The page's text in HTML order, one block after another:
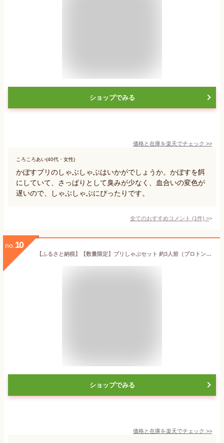
ショップでみる
価格と在庫を楽天でチェック >>
ころころあい(40代・女性)
かぼすブリのしゃぶしゃぶはいかがでしょうか。かぼすを餌
にしていて、さっぱりとして臭みが少なく、血合いの変色が
遅いので、しゃぶしゃぶにぴったりです。
全てのおすすめコメント (1件) >
no. 10
【ふるさと納税】【数量限定】ブリしゃぶセット 約3人前（プロトン凍結）＋西京漬け1袋を一緒にお届け｜ ぶり 切り身 小分け カット済み 鰤しゃぶ しゃぶしゃぶ 冷凍 味噌漬け 送料無料 魚 ブリ 寒ブリ 海鮮 A-022051
ショップでみる
価格と在庫を楽天でチェック >>